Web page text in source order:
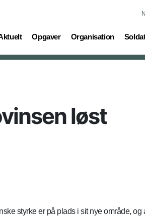
Opgaver
(current) Organisation
(current)
løst
styrke er på plads i sit nye område, og